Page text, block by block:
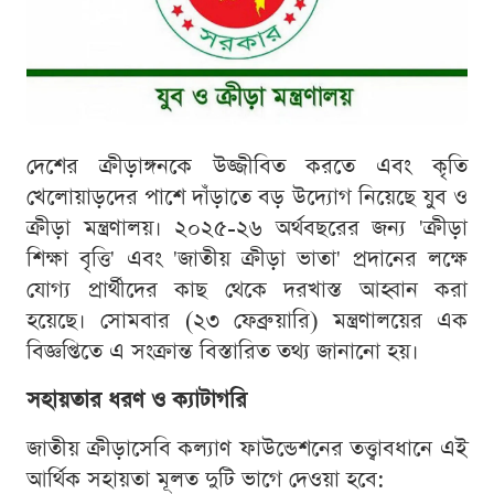
দেশের ক্রীড়াঙ্গনকে উজ্জীবিত করতে এবং কৃতি
খেলোয়াড়দের পাশে দাঁড়াতে বড় উদ্যোগ নিয়েছে যুব ও
ক্রীড়া মন্ত্রণালয়। ২০২৫-২৬ অর্থবছরের জন্য 'ক্রীড়া
শিক্ষা বৃত্তি' এবং 'জাতীয় ক্রীড়া ভাতা' প্রদানের লক্ষে
যোগ্য প্রার্থীদের কাছ থেকে দরখাস্ত আহ্বান করা
হয়েছে। সোমবার (২৩ ফেব্রুয়ারি) মন্ত্রণালয়ের এক
বিজ্ঞপ্তিতে এ সংক্রান্ত বিস্তারিত তথ্য জানানো হয়।
সহায়তার ধরণ ও ক্যাটাগরি
জাতীয় ক্রীড়াসেবি কল্যাণ ফাউন্ডেশনের তত্ত্বাবধানে এই
আর্থিক সহায়তা মূলত দুটি ভাগে দেওয়া হবে: